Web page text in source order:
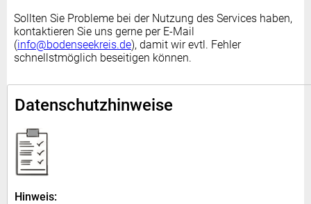
Sollten Sie Probleme bei der Nutzung des Services haben,
kontaktieren Sie uns gerne per E-Mail
(info@bodenseekreis.de), damit wir evtl. Fehler
schnellstmöglich beseitigen können.
Datenschutzhinweise
Hinweis: